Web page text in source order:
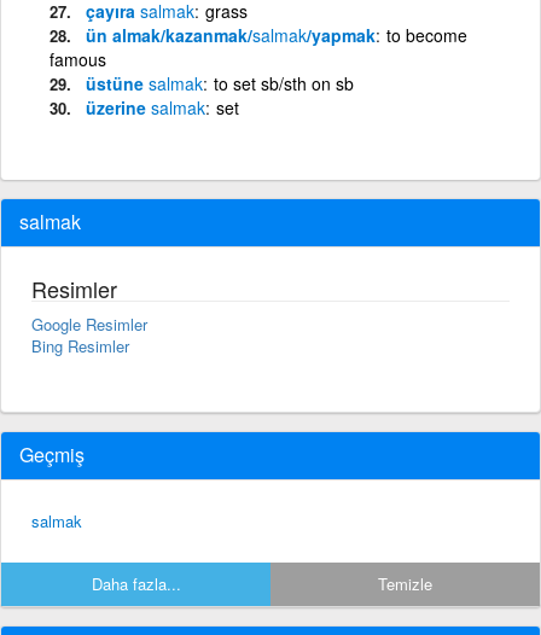
çayıra salmak grass
ün almak/kazanmak/salmak/yapmak to become
famous
üstüne salmak to set sb/sth on sb
üzerine salmak set
salmak
Resimler
Google Resimler
Bing Resimler
Geçmiş
salmak
Daha fazla... Temizle